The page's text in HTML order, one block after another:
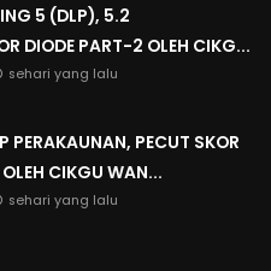
5 (DLP), 5.2
DIODE PART-2 OLEH CIKG...
sehari yang lalu
PERAKAUNAN, PECUT SKOR
CIKGU WAN...
sehari yang lalu